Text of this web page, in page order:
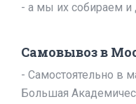
- а мы их собираем и
Самовывоз в
- Самостоятельно в
Большая